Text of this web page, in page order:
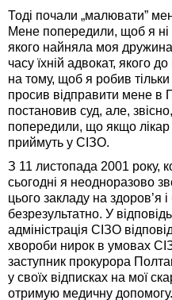
Тоді почали „малювати”
Мене попередили, щоб я ні
якого найняла моя
часу їхній адвокат, якого
на тому, щоб я робив
просив відправити мене в
постановив суд, але,
попередили, що якщо лікар
приймуть у СІЗО.
З 11 листопада 2001 року,
сьогодні я неодноразово
цього закладу на здоров’я
безрезультатно. У
адміністрація СІЗО
хвороби нирок в умовах
заступник прокурора
у своїх відписках на мої
отримую медичну